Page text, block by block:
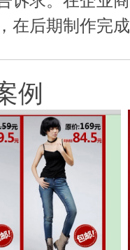
在后期制作完
例